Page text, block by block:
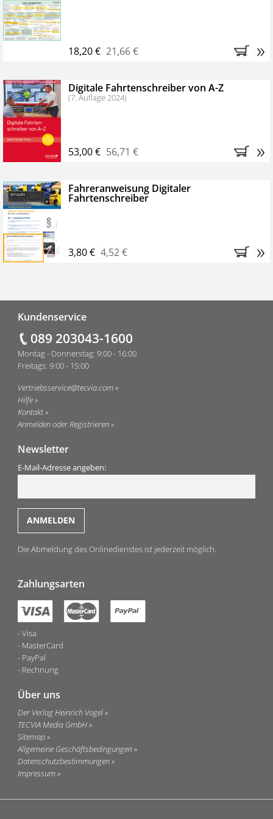
Bestellen Sie jetzt das VerkehrsRundschau Profipaket im
Kennenlern-Abo für zwei Monate (inkl. der derzeitig
Monaten brauchen Sie nichts weiter tun, das
Abonnement endet automatisch, es entstehen keine
weiteren Verpflichtungen.
18,20 € 21,66 € »
Digitale Fahrtenschreiber von A-Z
(7. Auflage 2024)
53,00 € 56,71 € »
Fahreranweisung Digitaler
Fahrtenschreiber
3,80 € 4,52 € »
Kundenservice
089 203043-1600
Montag - Donnerstag: 9:00 - 16:00
Freitags: 9:00 - 15:00
Vertriebsservice@tecvia.com
Hilfe
Kontakt
Anmelden oder Registrieren
Newsletter
E-Mail-Adresse angeben:
Die Abmeldung des Onlinedienstes ist jederzeit möglich.
Zahlungsarten
Visa
MasterCard
PayPal
Rechnung
Über uns
Der Verlag Heinrich Vogel
TECVIA Media GmbH
Sitemap
Allgemeine Geschäftsbedingungen
Datenschutzbestimmungen
Impressum